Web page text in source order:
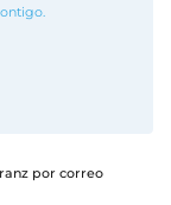
por correo